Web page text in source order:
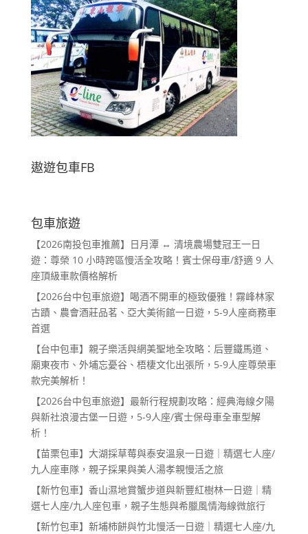
遨遊包車FB
包車旅遊
【2026南投包車推薦】日月潭 ↔ 清境農場雙冠王一日
遊：尊榮 10 小時跨區慢活全攻略！賓士保母車/舒適 9 人
座頂級車款價格解析
【2026台中包車旅遊】喝酒不開車的極致優雅！霧峰林家
古蹟、農會酒莊品茗、亞大美術館一日遊，5-9人座商務車
首選
【台中包車】親子樂活與網美聖地全攻略：后豐鐵馬道、
廟東夜市、外埔忘憂谷、梧棲文化出張所，5-9人座尊榮車
款完美解析！
【2026台中包車旅遊】最新行程規劃攻略：經典海線夕陽
與新社浪漫古堡一日遊，5-9人座/賓士保母車全車型解
析！
【苗栗包車】大湖採草莓與泰安溫泉一日遊｜精選七人座/
九人座車隊，親子採果與美人湯孝親慢活之旅
【新竹包車】香山濕地賞蟹步道與新豐紅樹林一日遊｜精
選七人座/九人座包車，親子生態與希臘風情海線微旅行
【新竹包車】新埔柿餅與竹北慢活一日遊｜精選七人座/九